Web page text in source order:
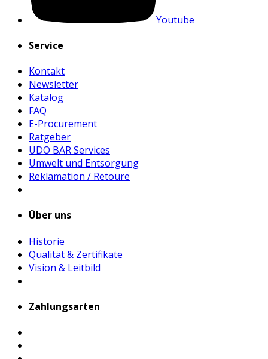
Youtube
Service
Kontakt
Newsletter
Katalog
FAQ
E-Procurement
Ratgeber
UDO BÄR Services
Umwelt und Entsorgung
Reklamation / Retoure
Über uns
Historie
Qualität & Zertifikate
Vision & Leitbild
Zahlungsarten